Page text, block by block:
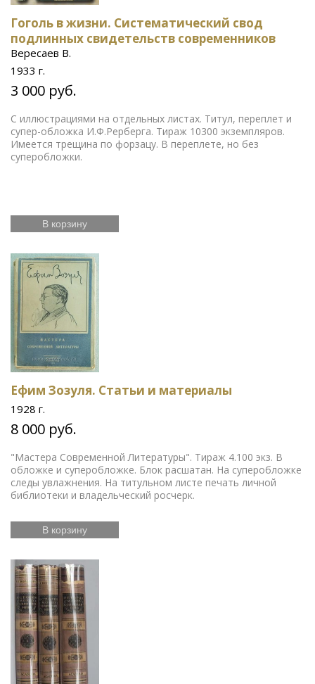
Гоголь в жизни. Систематический свод
подлинных свидетельств современников
Вересаев В.
1933 г.
3 000 руб.
С иллюстрациями на отдельных листах. Титул, переплет и
супер-обложка И.Ф.Рерберга. Тираж 10300 экземпляров.
Имеется трещина по форзацу. В переплете, но без
суперобложки.
В корзину
Ефим Зозуля. Статьи и материалы
1928 г.
8 000 руб.
"Мастера Современной Литературы". Тираж 4.100 экз. В
обложке и суперобложке. Блок расшатан. На суперобложке
следы увлажнения. На титульном листе печать личной
библиотеки и владельческий росчерк.
В корзину